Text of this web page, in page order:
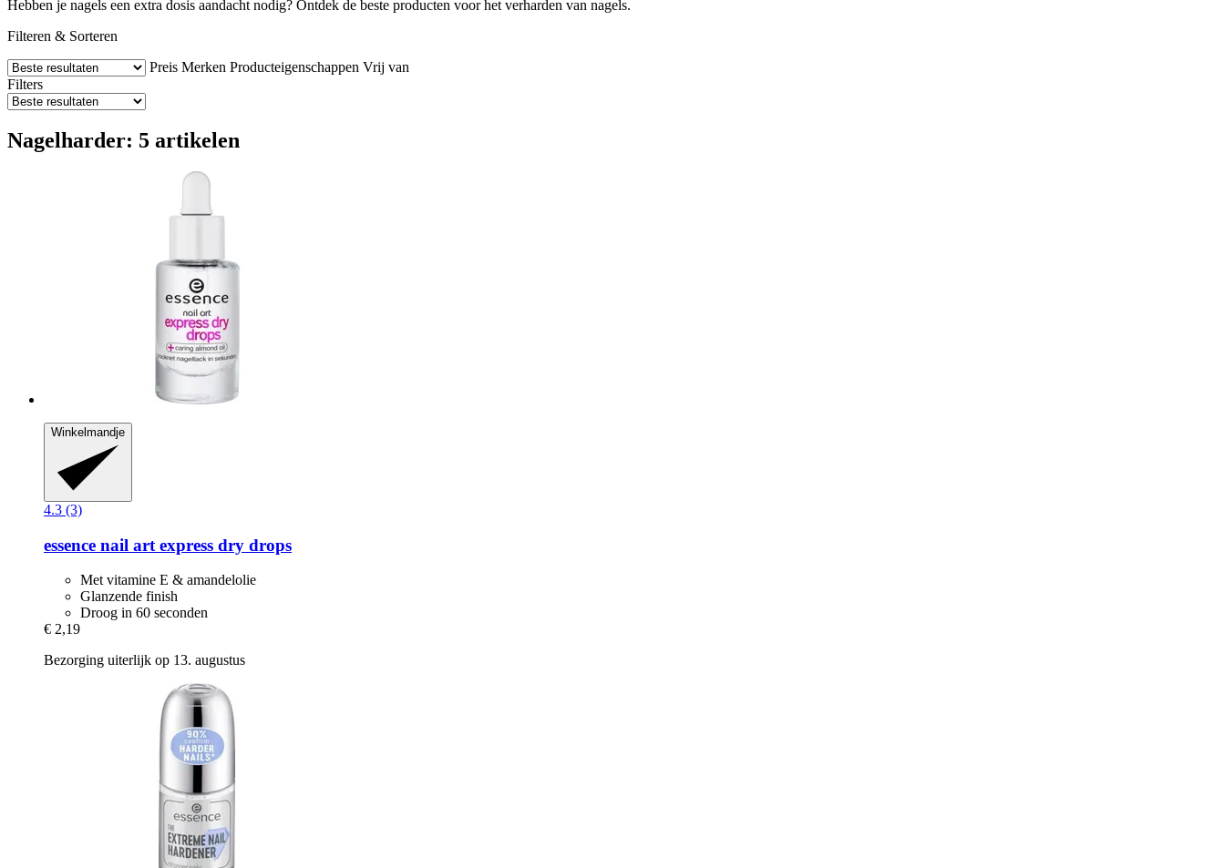
Hebben je nagels een extra dosis aandacht nodig? Ontdek de beste producten voor het verharden van nagels.
Filteren & Sorteren
Preis Merken Producteigenschappen Vrij van
Filters
Nagelharder: 5 artikelen
Winkelmandje
4.3 (3)
essence nail art express dry drops
Met vitamine E & amandelolie
Glanzende finish
Droog in 60 seconden
€ 2,19
Bezorging uiterlijk op 13. augustus